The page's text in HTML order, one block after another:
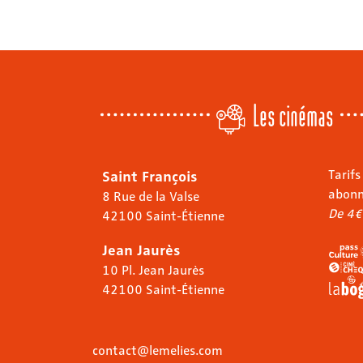
Les cinémas
Saint François
8 Rue de la Valse
42100 Saint-Étienne
Jean Jaurès
10 Pl. Jean Jaurès
42100 Saint-Étienne
De
contact@lemelies.com